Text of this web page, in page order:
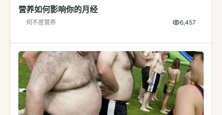
睡眠
指标解读
体检与复查
医学百科
视频
营养如何影响你的月经
何不思营养 6,457